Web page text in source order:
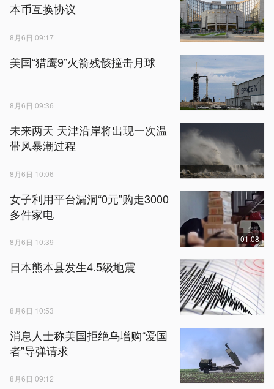
本币互换协议
8月6日 09:17
美国“猎鹰9”火箭残骸撞击月球
8月6日 09:36
未来两天 天津沿岸将出现一次温
带风暴潮过程
8月6日 10:06
女子利用平台漏洞“0元”购走3000
多件家电
8月6日 10:39 01:08
日本熊本县发生4.5级地震
8月6日 10:53
消息人士称美国拒绝乌增购“爱国
者”导弹请求
8月6日 09:12